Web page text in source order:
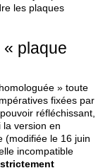
les plaques
« plaque
» toute
fixées par
réfléchissant,
version en
(modifiée le 16 juin
incompatible
strictement